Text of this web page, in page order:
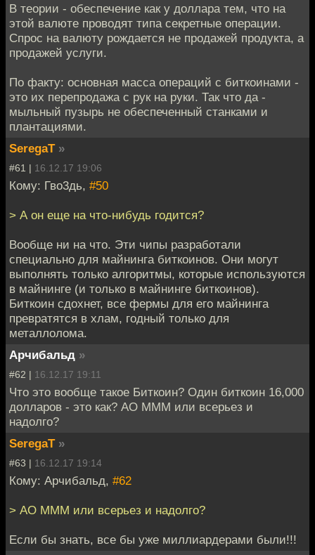
В теории - обеспечение как у доллара тем, что на
этой валюте проводят типа секретные операции.
Спрос на валюту рождается не продажей продукта, а
продажей услуги.
По факту: основная масса операций с биткоинами -
это их перепродажа с рук на руки. Так что да -
мыльный пузырь не обеспеченный станками и
плантациями.
SeregaT »
#61 | 16.12.17 19:06
Кому: Гво3дь, #50
> А он еще на что-нибудь годится?
Вообще ни на что. Эти чипы разработали
специально для майнинга биткоинов. Они могут
выполнять только алгоритмы, которые используются
в майнинге (и только в майнинге биткоинов).
Биткоин сдохнет, все фермы для его майнинга
превратятся в хлам, годный только для
металлолома.
Арчибальд »
#62 | 16.12.17 19:11
Что это вообще такое Биткоин? Один биткоин 16,000
долларов - это как? АО МММ или всерьез и
надолго?
SeregaT »
#63 | 16.12.17 19:14
Кому: Арчибальд, #62
> АО МММ или всерьез и надолго?
Если бы знать, все бы уже миллиардерами были!!!